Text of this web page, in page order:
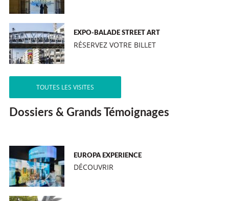
EXPO-BALADE STREET ART
RÉSERVEZ VOTRE BILLET
TOUTES LES VISITES
Dossiers & Grands Témoignages
EUROPA EXPERIENCE
DÉCOUVRIR